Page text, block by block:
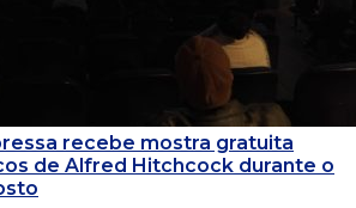
recebe mostra gratuita
de Alfred Hitchcock durante o